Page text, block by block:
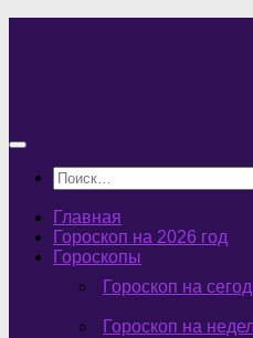
Найти:
Главная
Гороскоп на 2026 год
Гороскопы
Гороскоп на
Гороскоп на